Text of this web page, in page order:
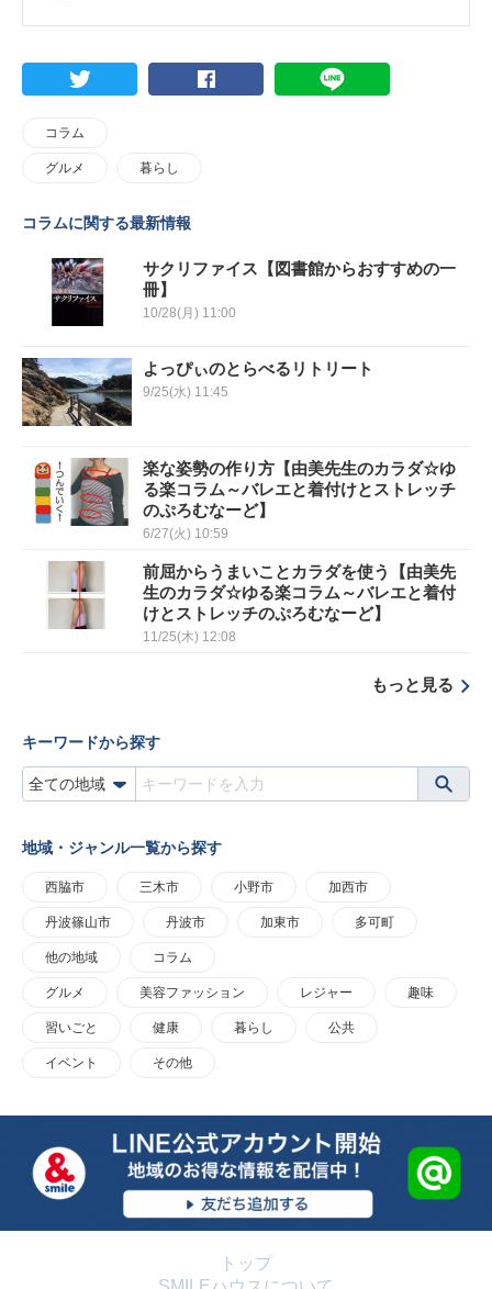
コラム
グルメ 暮らし
コラムに関する最新情報
サクリファイス【図書館からおすすめの一
冊】
10/28(月) 11:00
よっぴぃのとらべるリトリート
9/25(水) 11:45
楽な姿勢の作り方【由美先生のカラダ☆ゆ
る楽コラム～バレエと着付けとストレッチ
のぷろむなーど】
6/27(火) 10:59
前屈からうまいことカラダを使う【由美先
生のカラダ☆ゆる楽コラム～バレエと着付
けとストレッチのぷろむなーど】
11/25(木) 12:08
もっと見る
キーワードから探す
地域・ジャンル一覧から探す
西脇市 三木市 小野市 加西市
丹波篠山市 丹波市 加東市 多可町
他の地域 コラム
グルメ 美容ファッション レジャー 趣味
習いごと 健康 暮らし 公共
イベント その他
トップ